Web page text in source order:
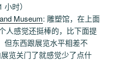
时）
Museum: 雕塑馆，在上面
人感觉还挺棒的，比下面提
但东西跟展览水平相差不
览关门了就感觉少了点什